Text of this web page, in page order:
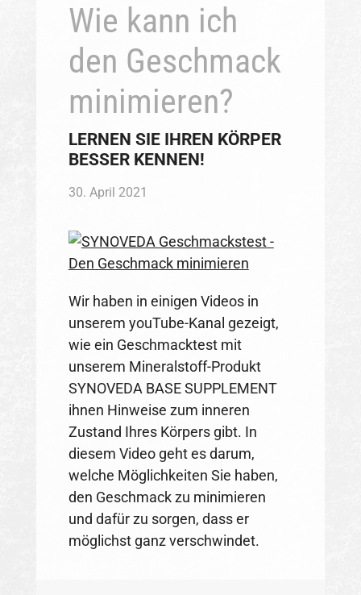
Wie kann ich
den Geschmack
minimieren?
LERNEN SIE IHREN KÖRPER
BESSER KENNEN!
30. April 2021
Wir haben in einigen Videos in
unserem youTube-Kanal gezeigt,
wie ein Geschmacktest mit
unserem Mineralstoff-Produkt
SYNOVEDA BASE SUPPLEMENT
ihnen Hinweise zum inneren
Zustand Ihres Körpers gibt. In
diesem Video geht es darum,
welche Möglichkeiten Sie haben,
den Geschmack zu minimieren
und dafür zu sorgen, dass er
möglichst ganz verschwindet.